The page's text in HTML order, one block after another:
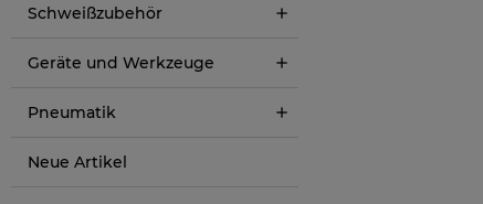
Schweißzubehör
Geräte und Werkzeuge
Pneumatik
Neue Artikel